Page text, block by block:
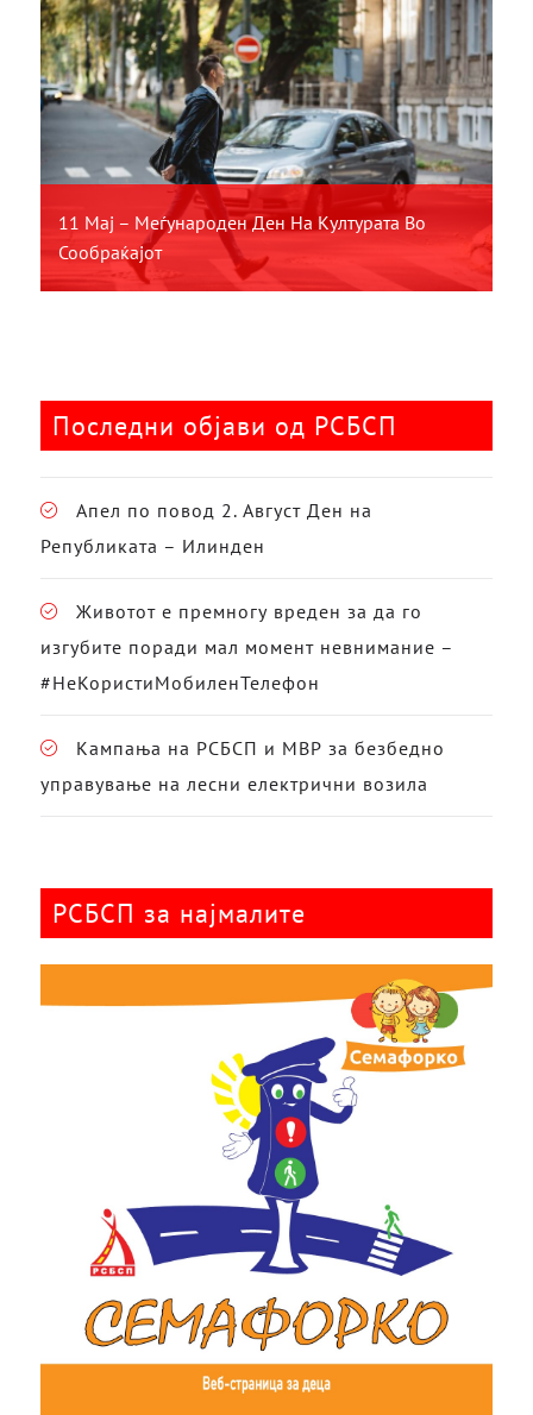
11 Мај – Меѓународен Ден На Културата Во
Сообраќајот
Последни објави од РСБСП
Апел по повод 2. Август Ден на
Републиката – Илинден
Животот е премногу вреден за да го
изгубите поради мал момент невнимание –
#НеКористиМобиленТелефон
Кампања на РСБСП и МВР за безбедно
управување на лесни електрични возила
РСБСП за најмалите